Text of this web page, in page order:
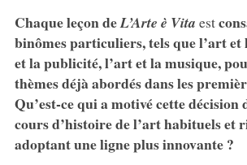
Chaque leçon deL’Arte è Vita est
binômes particuliers, tels que l’art et
et la publicité, l’art et la musique,
thèmes déjà abordés dans les
Qu’est-ce qui a motivé cette décision
cours d’histoire de l’art habituels et
adoptant une ligne plus innovante ?